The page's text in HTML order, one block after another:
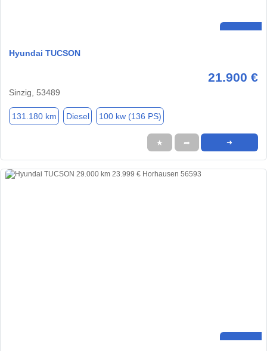
Hyundai TUCSON
21.900 €
Sinzig, 53489
131.180 km Diesel 100 kw (136 PS)
★ ➦ ➜